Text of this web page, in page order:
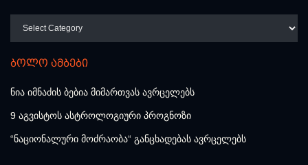
ბოლო ამბები
ნია იმნაძის ბებია მიმართვას ავრცელებს
9 აგვისტოს ასტროლოგიური პროგნოზი
“ნაციონალური მოძრაობა“ განცხადებას ავრცელებს